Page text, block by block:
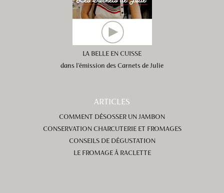
LA BELLE EN CUISSE
dans l’émission des Carnets de Julie
ARTICLES
COMMENT DÉSOSSER UN JAMBON
CONSERVATION CHARCUTERIE ET FROMAGES
CONSEILS DE DÉGUSTATION
LE FROMAGE À RACLETTE